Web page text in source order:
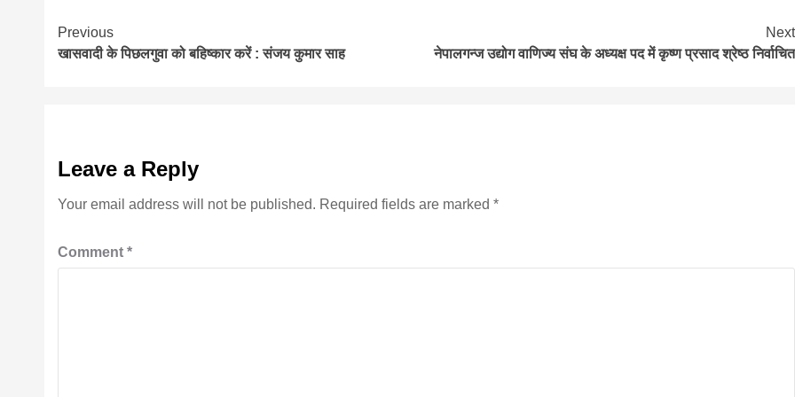
Continue
Reading
Previous
खासवादी के पिछलगुवा को बहिष्कार करें : संजय कुमार साह
Next
नेपालगन्ज उद्योग वाणिज्य संघ के अध्यक्ष पद में कृष्ण प्रसाद श्रेष्ठ निर्वाचित
Leave a Reply
Your email address will not be published. Required fields are marked*
Comment*
कि उन्हें...